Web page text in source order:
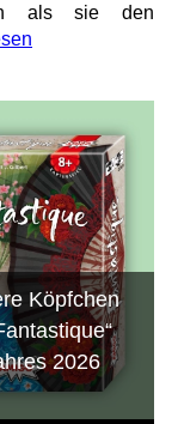
als sie den
Köpfchen
2026